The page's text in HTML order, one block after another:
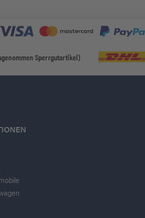
Sperrgutartikel)